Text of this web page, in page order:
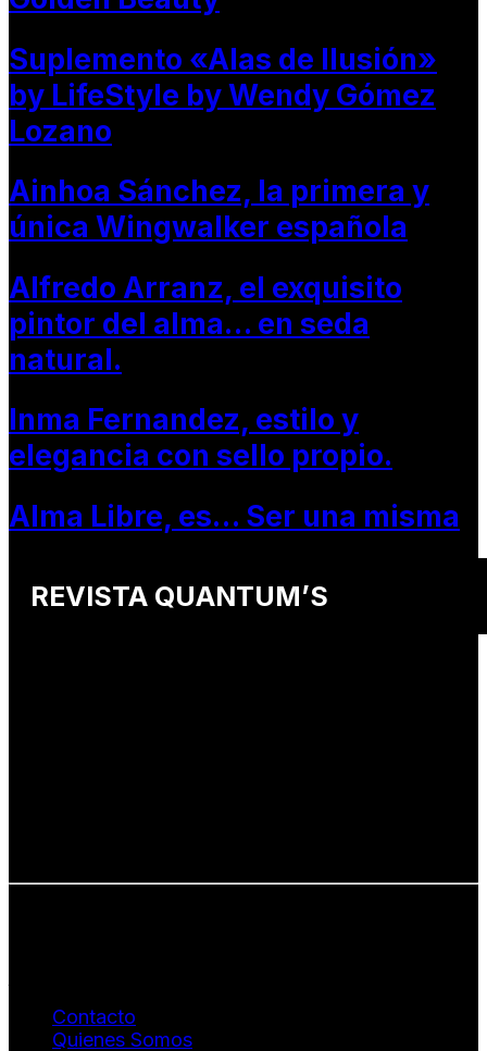
Suplemento «Alas de Ilusión»
by LifeStyle by Wendy Gómez
Lozano
Ainhoa Sánchez, la primera y
única Wingwalker española
Alfredo Arranz, el exquisito
pintor del alma… en seda
natural.
Inma Fernandez, estilo y
elegancia con sello propio.
Alma Libre, es… Ser una misma
REVISTA QUANTUM’S
Contacto
Quienes Somos